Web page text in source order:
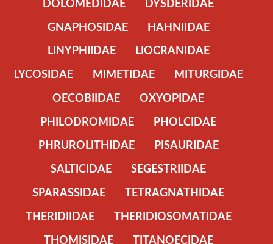
GNAPHOSIDAE
HAHNIIDAE
LINYPHIIDAE
LIOCRANIDAE
LYCOSIDAE
MIMETIDAE
MITURGIDAE
OECOBIIDAE
OXYOPIDAE
PHILODROMIDAE
PHOLCIDAE
PHRUROLITHIDAE
PISAURIDAE
SALTICIDAE
SEGESTRIIDAE
SPARASSIDAE
TETRAGNATHIDAE
THERIDIIDAE
THERIDIOSOMATIDAE
THOMISIDAE
TITANOECIDAE